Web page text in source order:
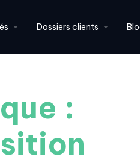
Dossiers clients
: